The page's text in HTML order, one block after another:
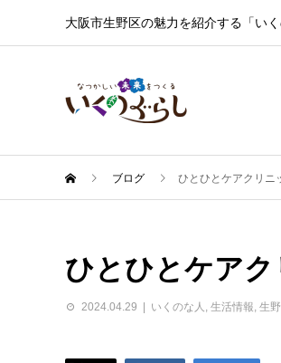
大阪市生野区の魅力を紹介する「いく
ブログ ひとひとケアクリニ
ひとひとケア
2024.04.29 いくのな人 , 生活情報, 生